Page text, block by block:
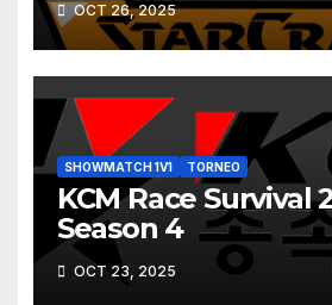
OCT 26, 2025
SHOWMATCH 1V1 TORNEO
KCM Race Survival
Season 4
OCT 23, 2025